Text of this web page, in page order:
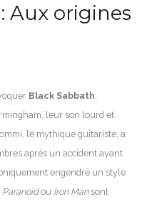
Aux origines
Black Sabbath
leur son lourd et
le mythique guitariste, a
après un accident ayant
engendré un style
Paranoidou Iron Mansont